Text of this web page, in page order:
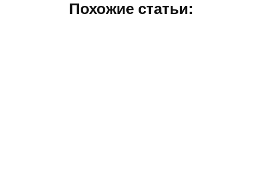
Похожие статьи: